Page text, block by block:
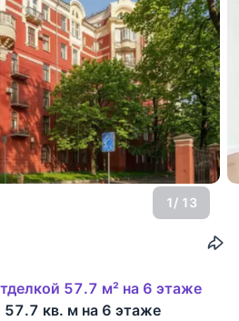
1/ 13
57.7 м² на 6 этаже
57.7 кв. м на 6 этаже